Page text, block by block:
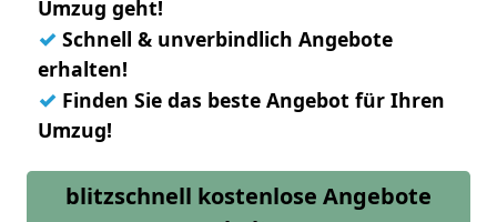
Umzug geht!
✓ Schnell & unverbindlich Angebote
erhalten!
✓ Finden Sie das beste Angebot für Ihren
Umzug!
blitzschnell kostenlose Angebote